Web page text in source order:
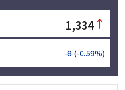
1,334↑
-8 (-0.59%)